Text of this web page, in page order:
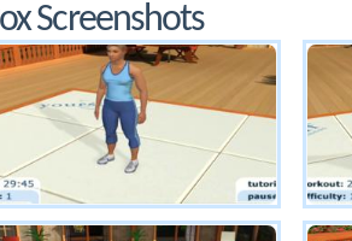
Screenshots